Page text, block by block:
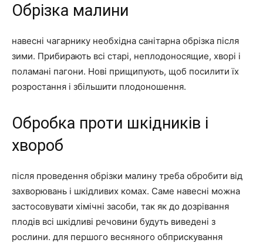
Обрізка малини
навесні чагарнику необхідна санітарна обрізка після
зими. Прибирають всі старі, неплодоносящие, хворі і
поламані пагони. Нові прищипують, щоб посилити їх
розростання і збільшити плодоношення.
Обробка проти шкідників і
хвороб
після проведення обрізки малину треба обробити від
захворювань і шкідливих комах. Саме навесні можна
застосовувати хімічні засоби, так як до дозрівання
плодів всі шкідливі речовини будуть виведені з
рослини. для першого весняного обприскування